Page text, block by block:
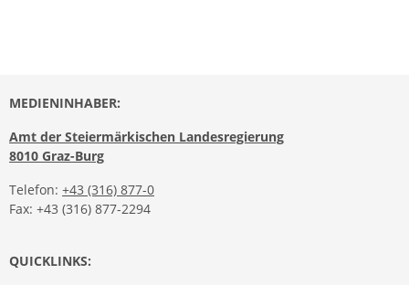
MEDIENINHABER:
Amt der Steiermärkischen Landesregierung
8010 Graz-Burg
Telefon: +43 (316) 877-0
Fax: +43 (316) 877-2294
QUICKLINKS: